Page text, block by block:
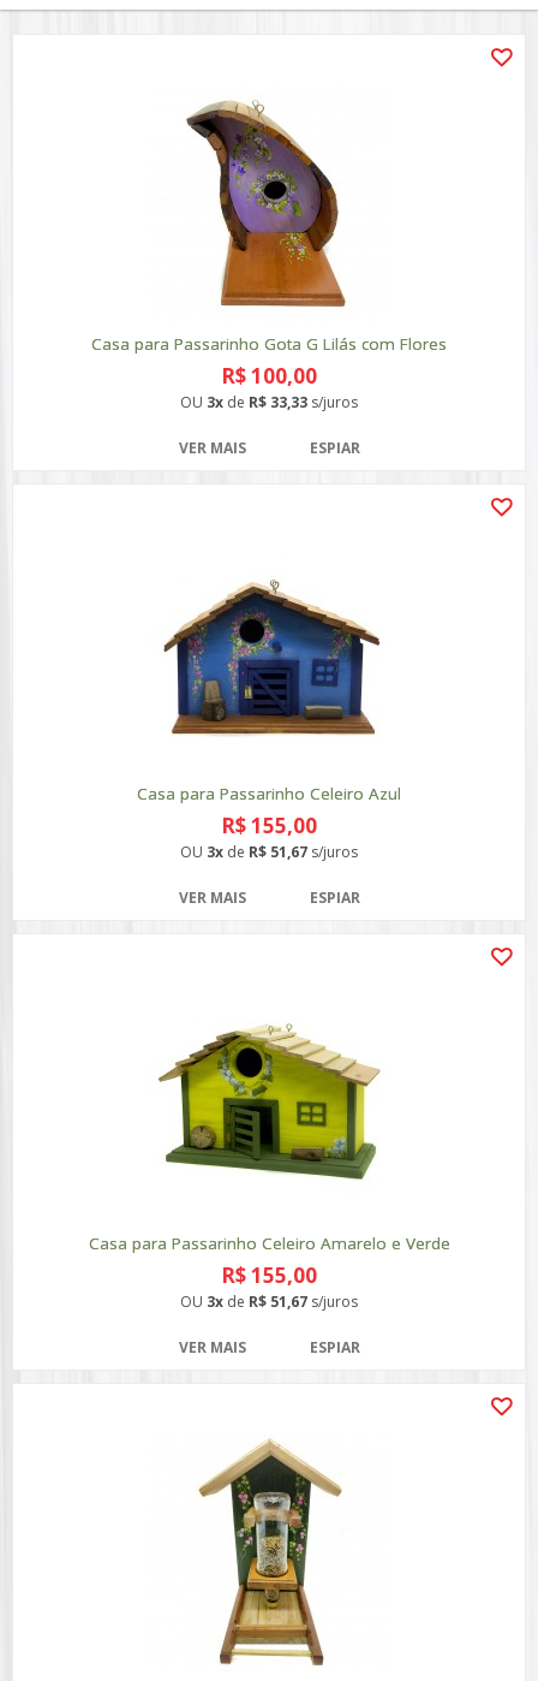
Casa para Passarinho Gota G Lilás com Flores
R$ 100,00
OU 3x de R$ 33,33 s/juros
VER MAIS ESPIAR
Casa para Passarinho Celeiro Azul
R$ 155,00
OU 3x de R$ 51,67 s/juros
VER MAIS ESPIAR
Casa para Passarinho Celeiro Amarelo e Verde
R$ 155,00
OU 3x de R$ 51,67 s/juros
VER MAIS ESPIAR